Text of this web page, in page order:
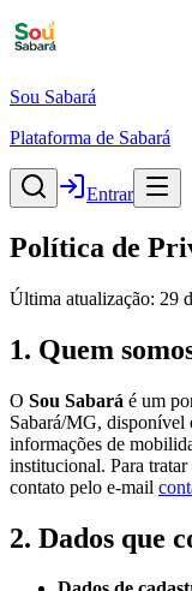
Sou Sabará
Plataforma de Sabará
Entrar
Política de
Última atualização: 29
1. Quem
O Sou Sabará é um
Sabará/MG, disponível
informações de
institucional. Para
contato pelo e-mail
2. Dados que